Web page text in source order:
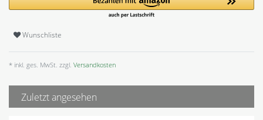
Wunschliste
* inkl. ges. MwSt. zzgl. Versandkosten
Zuletzt angesehen